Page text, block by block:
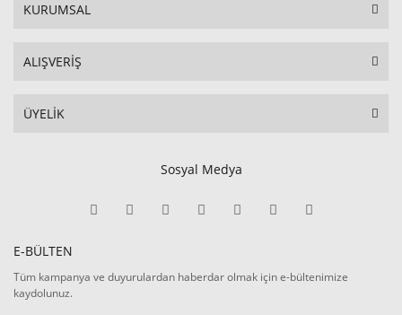
KURUMSAL
ALIŞVERİŞ
ÜYELİK
Sosyal Medya
E-BÜLTEN
Tüm kampanya ve duyurulardan haberdar olmak için e-bültenimize
kaydolunuz.